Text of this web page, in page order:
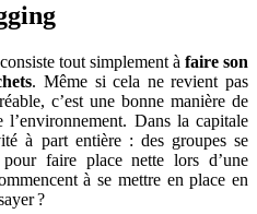
tout simplement à faire son
. Même si cela ne revient pas
c’est une bonne manière de
Dans la capitale
à part entière : des groupes se
pour faire place nette lors d’une
à se mettre en place en
?